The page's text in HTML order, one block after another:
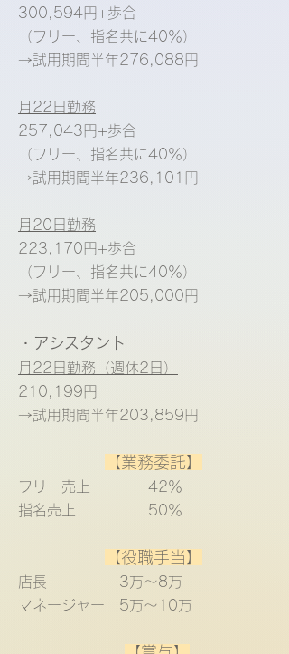
300,594円+歩合
（フリー、指名共に40％）
→試用期間半年276,088円
月22日勤務
257,043円+歩合
（フリー、指名共に40％）
→試用期間半年236,101円
月20日勤務
223,170円+歩合
（フリー、指名共に40％）
→試用期間半年205,000円
・アシスタント
月22日勤務（週休2日）
210,199円
→試用期間半年203,859円
【業務委託】
フリー売上 42％
指名売上 50％
【役職手当】
店長 3万〜8万
マネージャー 5万〜10万